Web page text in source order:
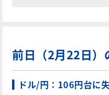
前日（2月22日）
ドル/円：106円台に